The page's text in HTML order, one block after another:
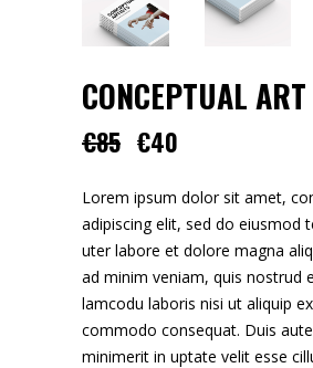
CONCEPTUAL ART
€85 €40
Lorem ipsum dolor sit amet,
adipiscing elit, sed do eiusmod
uter labore et dolore magna
ad minim veniam, quis nostrud
lamcodu laboris nisi ut aliquip
commodo consequat. Duis
minimerit in uptate velit esse